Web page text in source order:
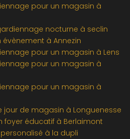
pour un magasin à
nocturne à seclin
évènement à Annezin
pour un magasin à Lens
pour un magasin à
pour un magasin à
jour de magasin à Longuenesse
foyer éducatif à Berlaimont
à la dupli